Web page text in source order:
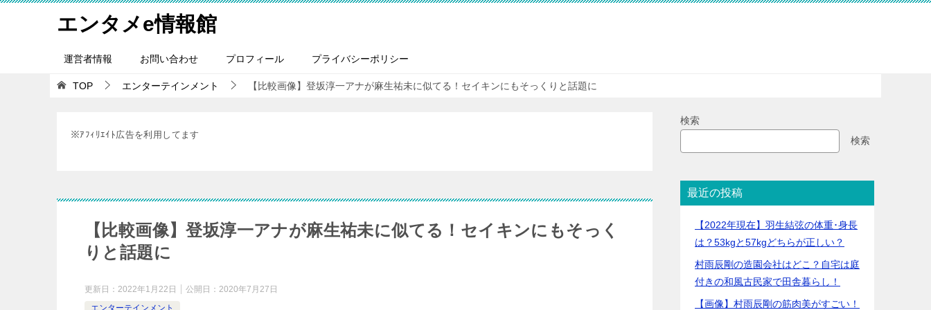
エンタメe情報館
運営者情報 お問い合わせ プロフィール プライバシーポリシー
TOP エンターテインメント 【比較画像】登坂淳一アナが麻生祐未に似てる！セイキンにもそっくりと話題に
※ｱﾌｨﾘｴｲﾄ広告を利用してます
【比較画像】登坂淳一アナが麻生祐未に似てる！セイキンにもそっく
りと話題に
更新日： 2022年1月22日 公開日： 2020年7月27日
エンターテインメント
検索
検索
最近の投稿
【2022年現在】羽生結弦の体重･身長
は？53kgと57kgどちらが正しい？
村雨辰剛の造園会社はどこ？自宅は庭
付きの和風古民家で田舎暮らし！
【画像】村雨辰剛の筋肉美がすごい！